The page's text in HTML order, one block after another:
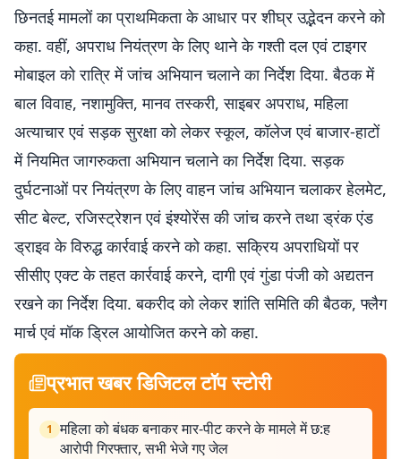
छिनतई मामलों का प्राथमिकता के आधार पर शीघ्र उद्भेदन करने को
कहा. वहीं, अपराध नियंत्रण के लिए थाने के गश्ती दल एवं टाइगर
मोबाइल को रात्रि में जांच अभियान चलाने का निर्देश दिया. बैठक में
बाल विवाह, नशामुक्ति, मानव तस्करी, साइबर अपराध, महिला
अत्याचार एवं सड़क सुरक्षा को लेकर स्कूल, कॉलेज एवं बाजार-हाटों
में नियमित जागरुकता अभियान चलाने का निर्देश दिया. सड़क
दुर्घटनाओं पर नियंत्रण के लिए वाहन जांच अभियान चलाकर हेलमेट,
सीट बेल्ट, रजिस्ट्रेशन एवं इंश्योरेंस की जांच करने तथा ड्रंक एंड
ड्राइव के विरुद्ध कार्रवाई करने को कहा. सक्रिय अपराधियों पर
सीसीए एक्ट के तहत कार्रवाई करने, दागी एवं गुंडा पंजी को अद्यतन
रखने का निर्देश दिया. बकरीद को लेकर शांति समिति की बैठक, फ्लैग
मार्च एवं मॉक ड्रिल आयोजित करने को कहा.
प्रभात खबर डिजिटल टॉप स्टोरी
1 महिला को बंधक बनाकर मार-पीट करने के मामले में छ:ह
आरोपी गिरफ्तार, सभी भेजे गए जेल